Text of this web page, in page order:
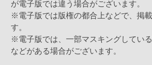
が電子版では違う場合がございます。
※電子版では版権の都合上などで、掲
す。
※電子版では、一部マスキングしてい
などがある場合がございます。